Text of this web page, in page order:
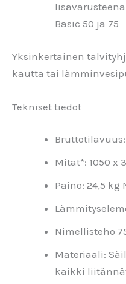
Basic 50 ja 75
Yksinkertainen
kautta tai
Tekniset tiedot
Mitat*: 1050 x
Paino: 24,5 kg
Nimellisteho
Materiaali:
kaikki liitännät